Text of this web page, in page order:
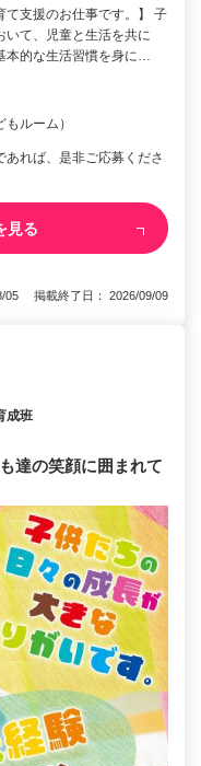
て支援のお仕事です。】 子
いて、児童と生活を共に
本的な生活習慣を身に…
ルーム）
れば、是非ご応募くださ
見る
05 掲載終了日： 2026/09/09
成班
達の笑顔に囲まれて